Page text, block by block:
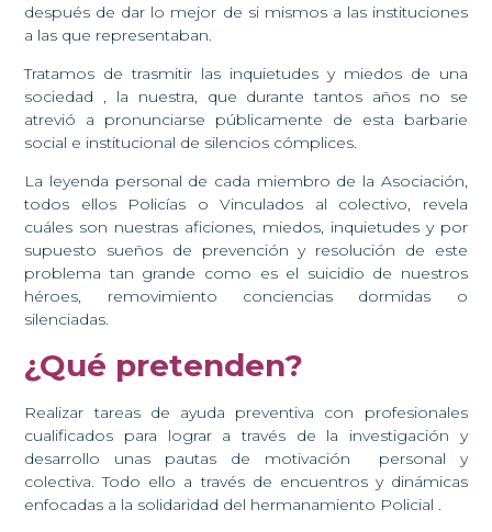
después de dar lo mejor de si mismos a las instituciones
a las que representaban.
Tratamos de trasmitir las inquietudes y miedos de una
sociedad , la nuestra, que durante tantos años no se
atrevió a pronunciarse públicamente de esta barbarie
social e institucional de silencios cómplices.
La leyenda personal de cada miembro de la Asociación,
todos ellos Policías o Vinculados al colectivo, revela
cuáles son nuestras aficiones, miedos, inquietudes y por
supuesto sueños de prevención y resolución de este
problema tan grande como es el suicidio de nuestros
héroes, removimiento conciencias dormidas o
silenciadas.
¿Qué pretenden?
Realizar tareas de ayuda preventiva con profesionales
cualificados para lograr a través de la investigación y
desarrollo unas pautas de motivación personal y
colectiva. Todo ello a través de encuentros y dinámicas
enfocadas a la solidaridad del hermanamiento Policial .